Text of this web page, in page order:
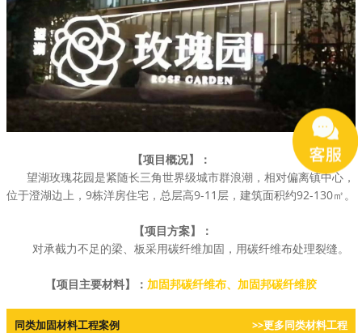
【项目概况】：
望湖玫瑰花园是紧随长三角世界级城市群浪潮，相对偏离镇中心，
位于澄湖边上，9栋洋房住宅，总层高9-11层，建筑面积约92-130㎡。
【项目方案】：
对承截力不足的梁、板采用碳纤维加固，用碳纤维布处理裂缝。
【项目主要材料】： 加固邦碳纤维布、 加固邦碳纤维胶
同类加固材料工程案例 >>更多同类材料工程